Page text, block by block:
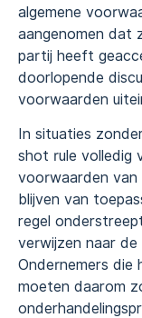
algemene
aangenomen dat
partij heeft
doorlopende
voorwaarden
In situaties
shot rule volledig
voorwaarden
blijven van
regel
verwijzen naar de
Ondernemers die
moeten daarom